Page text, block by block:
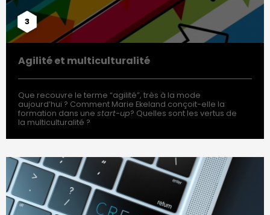
3
Agilité et multiculturalité
Que recouvre le terme “agilité”, très à la mode
aujourd’hui ? Comment Marie Ekeland conçoit-elle la
formation dans une start-up? Quelles sont les vertus de
la multiculturalité ?